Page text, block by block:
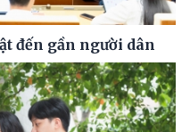
đến gần người dân